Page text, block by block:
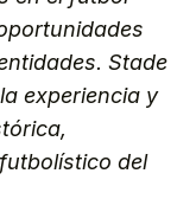
Stade
experiencia y
del